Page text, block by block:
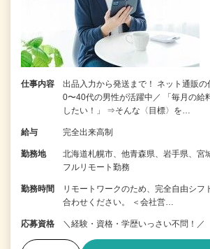
仕事内容
出品入力から発送まで！ ネット通販
0〜40代の男性が活躍中／ 「毎月の給
したい！」 ⇒そんな〈目標〉を…
給与 完全出来高制
勤務地
北海道札幌市、他青森県、岩手県、
フルリモート勤務
勤務時間
リモートワークのため、完全自由シフ
合わせください。 ＜会社営…
応募資格 ＼経験・資格・学歴いっさい不問！／